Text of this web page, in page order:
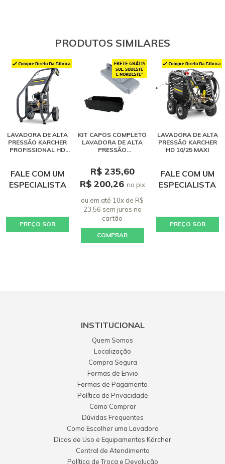
PRODUTOS SIMILARES
LAVADORA DE ALTA
PRESSÃO KARCHER
PROFISSIONAL HD
FALE COM UM
ESPECIALISTA
PREÇO SOB
KIT CAPOS COMPLETO
LAVADORA DE ALTA
PRESSÃO
R$ 235,60
R$ 200,26 no pix
ou em até 10x de R$
23,56 sem juros no
cartão
COMPRAR
LAVADORA DE ALTA
PRESSÃO KARCHER
HD 10/25 MAXI
FALE COM UM
ESPECIALISTA
PREÇO SOB
INSTITUCIONAL
Quem Somos
Localização
Compra Segura
Formas de Envio
Formas de Pagamento
Política de Privacidade
Como Comprar
Dúvidas Frequentes
Como Escolher uma Lavadora
Dicas de Uso e Equipamentos Kärcher
Central de Atendimento
Política de Troca e Devolução